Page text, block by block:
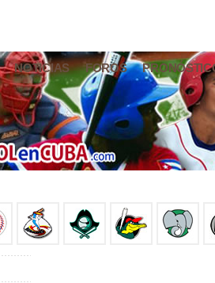
NOTICIAS FOROS